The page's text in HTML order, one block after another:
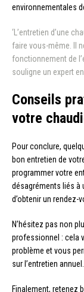
environnementales
‘L’entretien d’une
faire vous-même. Il
fonctionnement de
souligne un expert
Conseils
votre
Pour conclure,
bon entretien de
programmer votre
désagréments liés à
d’obtenir un rendez-
N’hésitez pas non
professionnel : cela
problème et vous
sur l’entretien annuel.
Finalement, retenez